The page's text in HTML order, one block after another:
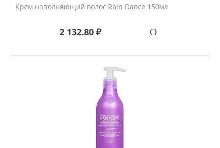
Крем наполняющий волос Rain Dance 150мл
2 132.80 ₽